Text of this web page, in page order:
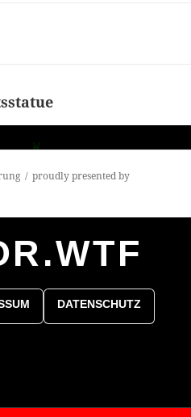
proudly presented by
DATENSCHUTZ